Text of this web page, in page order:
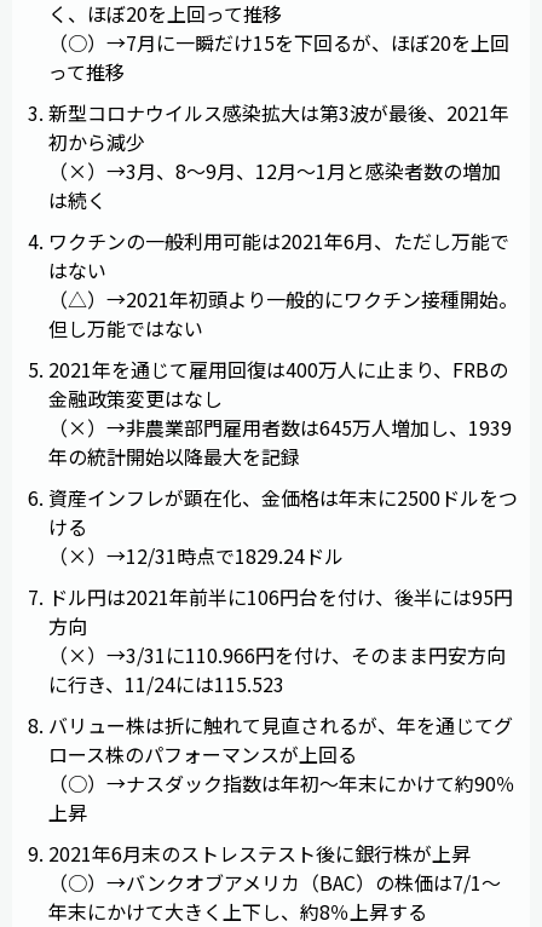
く、ほぼ20を上回って推移
（○）→7月に一瞬だけ15を下回るが、ほぼ20を上回
って推移
新型コロナウイルス感染拡大は第3波が最後、2021年
初から減少
（×）→3月、8～9月、12月～1月と感染者数の増加
は続く
ワクチンの一般利用可能は2021年6月、ただし万能で
はない
（△）→2021年初頭より一般的にワクチン接種開始。
但し万能ではない
2021年を通じて雇用回復は400万人に止まり、FRBの
金融政策変更はなし
（×）→非農業部門雇用者数は645万人増加し、1939
年の統計開始以降最大を記録
資産インフレが顕在化、金価格は年末に2500ドルをつ
ける
（×）→12/31時点で1829.24ドル
ドル円は2021年前半に106円台を付け、後半には95円
方向
（×）→3/31に110.966円を付け、そのまま円安方向
に行き、11/24には115.523
バリュー株は折に触れて見直されるが、年を通じてグ
ロース株のパフォーマンスが上回る
（○）→ナスダック指数は年初～年末にかけて約90％
上昇
2021年6月末のストレステスト後に銀行株が上昇
（○）→バンクオブアメリカ（BAC）の株価は7/1～
年末にかけて大きく上下し、約8％上昇する